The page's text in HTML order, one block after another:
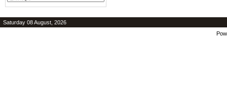
Saturday 08 August, 2026